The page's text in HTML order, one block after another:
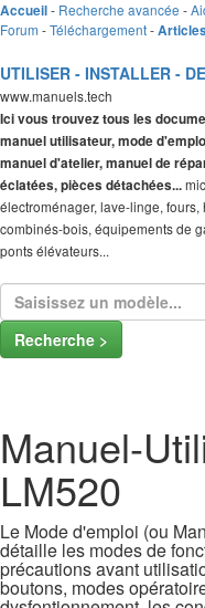
Accueil- Recherche avancée -
Forum -Téléchargement-
UTILISER - INSTALLER -
www.manuels.tech
Ici vous trouvez tous les
manuel utilisateur, mode
manuel d'atelier, manuel de
éclatées, pièces détachées...
électroménager, lave-linge,
combinés-bois, équipements de
ponts élévateurs...
Recherche >
Manuel-
LM520
Le Mode d'emploi (ou
détaille les modes de
précautions avant
boutons, modes